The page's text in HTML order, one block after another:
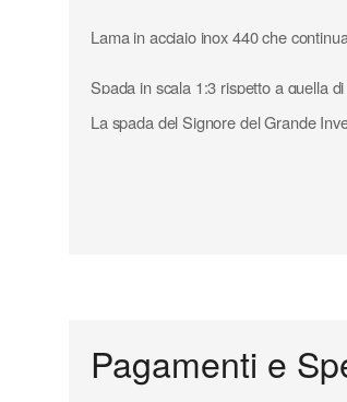
Lama in acciaio inox 440 che
Spada in scala 1:3 rispetto a quella
La spada del Signore del Grande
Pagamenti e